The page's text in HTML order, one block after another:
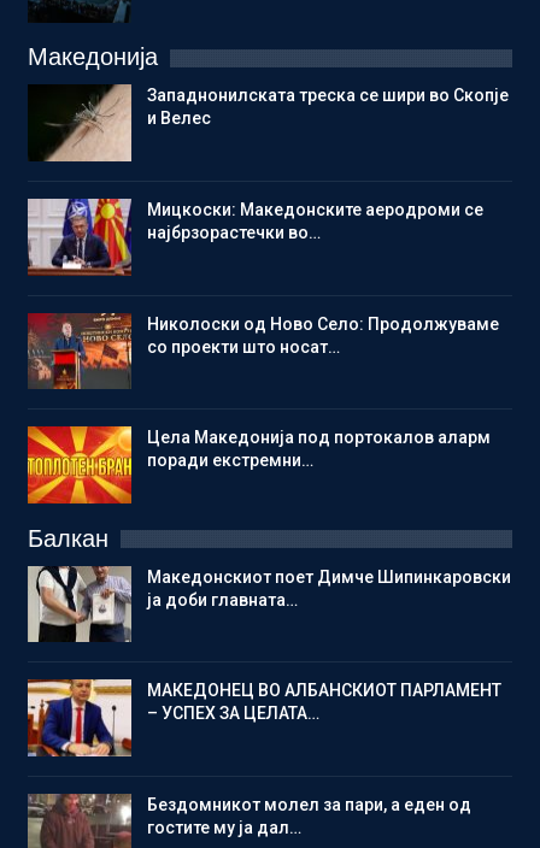
Македонија
Западнонилската треска се шири во Скопје
и Велес
Мицкоски: Македонските аеродроми се
најбрзорастечки во…
Николоски од Ново Село: Продолжуваме
со проекти што носат…
Цела Македонија под портокалов аларм
поради екстремни…
Балкан
Македонскиот поет Димче Шипинкаровски
ја доби главната…
МАКЕДОНЕЦ ВО АЛБАНСКИОТ ПАРЛАМЕНТ
– УСПЕХ ЗА ЦЕЛАТА…
Бездомникот молел за пари, а еден од
гостите му ја дал…